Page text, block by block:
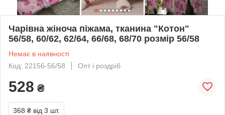
Чарівна жіноча піжама, тканина "Котон"
56/58, 60/62, 62/64, 66/68, 68/70 розмір 56/58
Немає в наявності
Код: 22156-56/58
Опт і роздріб
528 ₴
368 ₴ від 3 шт.